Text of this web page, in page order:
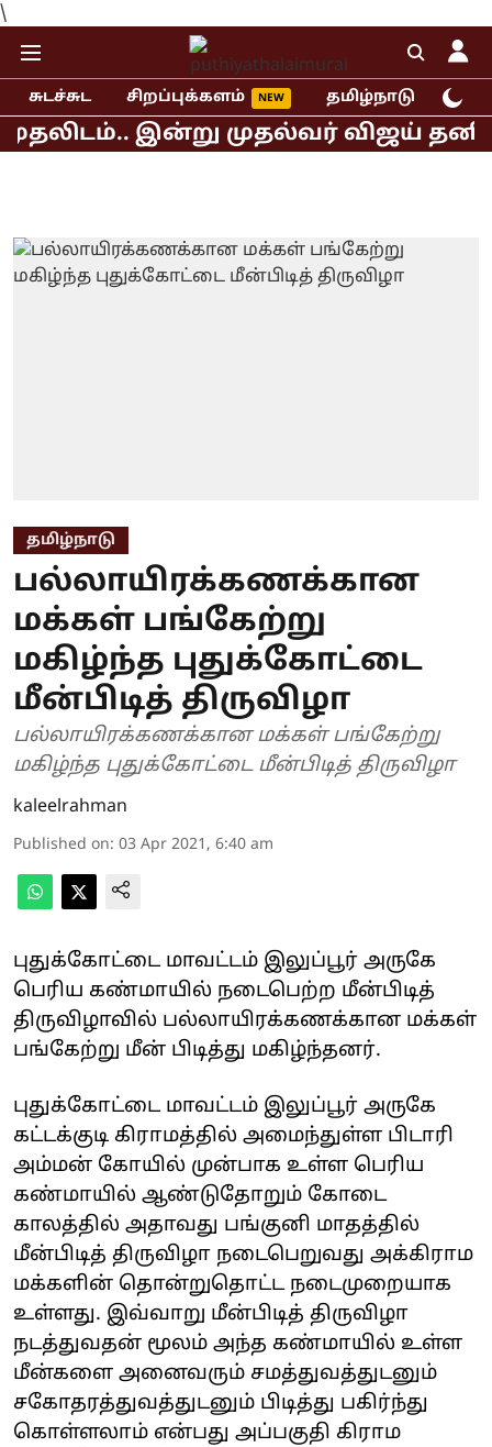
\
சுடச்சுட சிறப்புக்களம் தமிழ்நாடு
இன்று முதல்வர் விஜய் தனித்
தமிழ்நாடு
பல்லாயிரக்கணக்கான
மக்கள் பங்கேற்று
மகிழ்ந்த புதுக்கோட்டை
மீன்பிடித் திருவிழா
பல்லாயிரக்கணக்கான மக்கள் பங்கேற்று
மகிழ்ந்த புதுக்கோட்டை மீன்பிடித் திருவிழா
kaleelrahman
Published on: 03 Apr 2021, 6:40 am
புதுக்கோட்டை மாவட்டம் இலுப்பூர் அருகே
பெரிய கண்மாயில் நடைபெற்ற மீன்பிடித்
திருவிழாவில் பல்லாயிரக்கணக்கான மக்கள்
பங்கேற்று மீன் பிடித்து மகிழ்ந்தனர்.
புதுக்கோட்டை மாவட்டம் இலுப்பூர் அருகே
கட்டக்குடி கிராமத்தில் அமைந்துள்ள பிடாரி
அம்மன் கோயில் முன்பாக உள்ள பெரிய
கண்மாயில் ஆண்டுதோறும் கோடை
காலத்தில் அதாவது பங்குனி மாதத்தில்
மீன்பிடித் திருவிழா நடைபெறுவது அக்கிராம
மக்களின் தொன்றுதொட்ட நடைமுறையாக
உள்ளது. இவ்வாறு மீன்பிடித் திருவிழா
நடத்துவதன் மூலம் அந்த கண்மாயில் உள்ள
மீன்களை அனைவரும் சமத்துவத்துடனும்
சகோதரத்துவத்துடனும் பிடித்து பகிர்ந்து
கொள்ளலாம் என்பது அப்பகுதி கிராம